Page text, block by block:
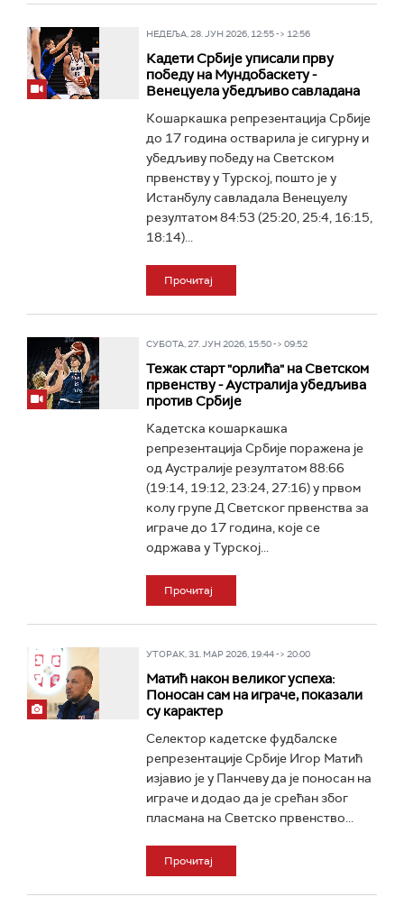
НЕДЕЉА, 28. ЈУН 2026, 12:55 -> 12:56
Кадети Србије уписали прву
победу на Мундобаскету -
Венецуела убедљиво савладана
Кошаркашка репрезентација Србије
до 17 година остварила је сигурну и
убедљиву победу на Светском
првенству у Турској, пошто је у
Истанбулу савладала Венецуелу
резултатом 84:53 (25:20, 25:4, 16:15,
18:14)...
Прочитај
СУБОТА, 27. ЈУН 2026, 15:50 -> 09:52
Тежак старт "орлића" на Светском
првенству - Аустралија убедљива
против Србије
Кадетска кошаркашка
репрезентација Србије поражена је
од Аустралије резултатом 88:66
(19:14, 19:12, 23:24, 27:16) у првом
колу групе Д Светског првенства за
играче до 17 година, које се
одржава у Турској...
Прочитај
УТОРАК, 31. МАР 2026, 19:44 -> 20:00
Матић након великог успеха:
Поносан сам на играче, показали
су карактер
Селектор кадетске фудбалске
репрезентације Србије Игор Матић
изјавио је у Панчеву да је поносан на
играче и додао да је срећан због
пласмана на Светско првенство...
Прочитај